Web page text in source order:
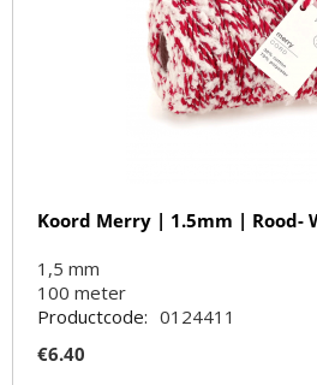
Koord Merry | 1.5mm | Rood-
1,5 mm
100 meter
Productcode: 0124411
€6.40